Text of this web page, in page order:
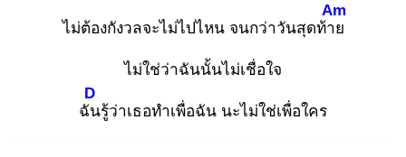
ไม่ต้องกังวลจะไม่ไปไหน จนกว่าวันสุดท้าย
Am
ไม่ใช่ว่าฉันนั้นไม่เชื่อใจ
ฉัน
D
รู้ว่าเธอทำเพื่อฉัน นะไม่ใช่เพื่อใคร